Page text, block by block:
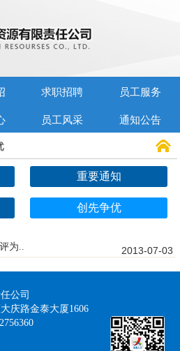
求职招聘 员工服务
员工风采 通知公告
重要通知
创先争优
为.. 2013-07-03
公司
庆路金泰大厦1606